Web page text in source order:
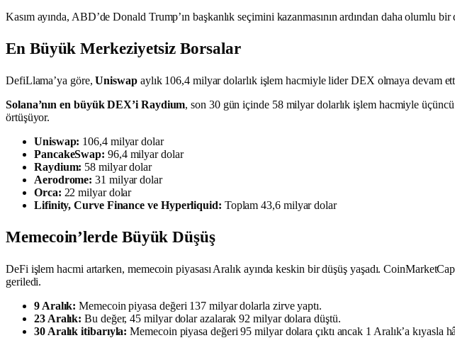
Kasım ayında, ABD’de Donald Trump’ın başkanlık seçimini kazanmasının ardından daha
En Büyük Merkeziyetsiz Borsalar
DefiLlama’ya göre,Uniswapaylık 106,4 milyar dolarlık işlem hacmiyle lider DEX olmaya devam
Solana’nın en büyük DEX’i Raydium, son 30 gün içinde 58 milyar dolarlık işlem hacmiyle
örtüşüyor.
Uniswap: 106,4 milyar dolar
PancakeSwap: 96,4 milyar dolar
Raydium: 58 milyar dolar
Aerodrome: 31 milyar dolar
Orca: 22 milyar dolar
Lifinity, Curve Finance ve Hyperliquid: Toplam 43,6 milyar dolar
Memecoin’lerde Büyük Düşüş
DeFi işlem hacmi artarken, memecoin piyasası Aralık ayında keskin bir düşüş yaşadı.
geriledi.
9 Aralık: Memecoin piyasa değeri 137 milyar dolarla zirve yaptı.
23 Aralık: Bu değer, 45 milyar dolar azalarak 92 milyar dolara düştü.
30 Aralık itibarıyla: Memecoin piyasa değeri 95 milyar dolara çıktı ancak 1 Aralık’a kıyasla